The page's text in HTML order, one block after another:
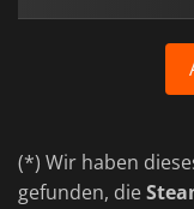
(*) Wir haben
gefunden, die